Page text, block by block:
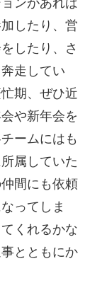
ンがあれば
したり、営
したり、さ
走してい
期、ぜひ近
や新年会を
ームにはも
属していた
間にも依頼
ってしま
くれるかな
とともにか